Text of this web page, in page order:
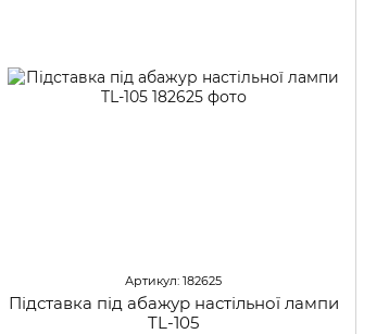
Артикул: 182625
Підставка під абажур настільної лампи
TL-105